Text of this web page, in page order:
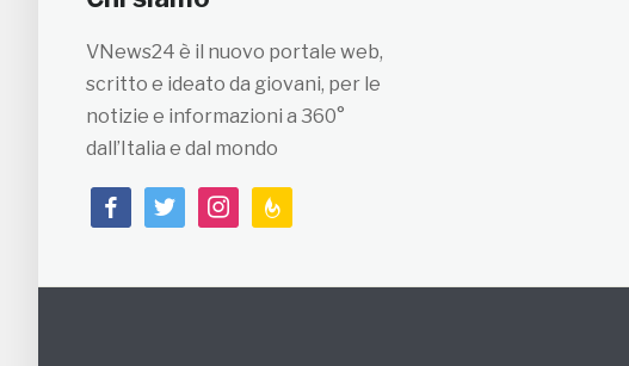
VNews24 è il nuovo portale web,
scritto e ideato da giovani, per le
notizie e informazioni a 360°
dall’Italia e dal mondo
facebooktwitterinstagramfeedburner